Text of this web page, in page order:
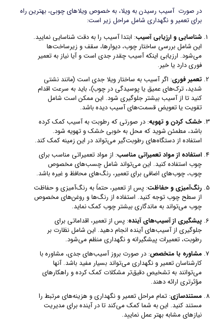
در صورت آسیب رسیدن به ویلا، به خصوص ویلاهای چوبی، بهترین راه
برای تعمیر و نگهداری شامل مراحل زیر است:
شناسایی و ارزیابی آسیب: ابتدا آسیب را به دقت شناسایی نمایید.
این شامل بررسی ساختار چوب، دیوارها، سقف و زیرساخت‌ها
می‌شود. ارزیابی اینکه آسیب چقدر جدی است و آیا نیاز به تعمیر
فوری دارد یا خیر.
تعمیر فوری: اگر آسیب به ساختار ویلا جدی است (مانند نشتی
شدید، ترک‌های عمیق یا پوسیدگی در چوب)، باید به سرعت اقدام
کنید تا از آسیب بیشتر جلوگیری شود. این ممکن است شامل
تقویت یا تعویض قسمت‌های آسیب‌ دیده باشد.
خشک کردن و تهویه: در صورتی که رطوبت به آسیب کمک کرده
باشد، مطمئن شوید که محل به خوبی خشک و تهویه شود.
استفاده از دستگاه‌های رطوبت‌گیر می‌تواند در این زمینه کمک کند.
استفاده از مواد تعمیراتی مناسب: از مواد تعمیراتی مناسب برای
چوب استفاده کنید. این می‌تواند شامل چسب‌های مخصوص
چوب، چوب‌های اضافی برای تعمیر، رنگ‌های محافظ و غیره باشد.
رنگ‌آمیزی و حفاظت: پس از تعمیر، حتماً به رنگ‌آمیزی و حفاظت
از سطح چوب توجه کنید. استفاده از رنگ‌ها و روغن‌های مخصوص
چوب می‌تواند به ماندگاری بیشتر چوب کمک نماید.
پیشگیری از آسیب‌های آینده: پس از تعمیر، اقداماتی برای
جلوگیری از آسیب‌های آینده انجام دهید. این شامل نظارت بر
رطوبت، تعمیرات پیشگیرانه و نگهداری منظم می‌شود.
مشاوره با متخصص: در صورت بروز آسیب‌های جدی، مشاوره با
کارشناسان تعمیر و نگهداری می‌تواند بسیار مفید باشد. آنها
می‌توانند به تشخیص دقیق‌تر مشکلات کمک کرده و راهکارهای
مؤثرتری ارائه دهند.
مستندسازی: تمام مراحل تعمیر و نگهداری و هزینه‌های مرتبط را
مستند کنید. این به شما کمک می‌کند تا در آینده برای مدیریت
نیازهای مشابه بهتر عمل نمایید.